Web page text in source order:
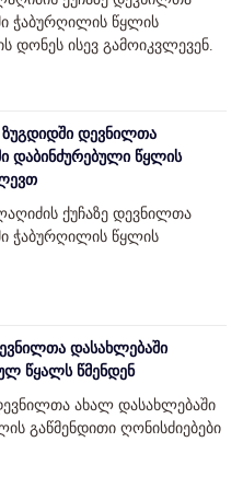
ჭაბურღილის წყლის
დონეს ისევ გამოიკვლევენ.
დევნილთა
დაბინძურებული წყლის
ქუჩაზე დევნილთა
ჭაბურღილის წყლის
დასახლებაში
წყალს წმენდენ
ახალ დასახლებაში
გაწმენდითი ღონისძიებები